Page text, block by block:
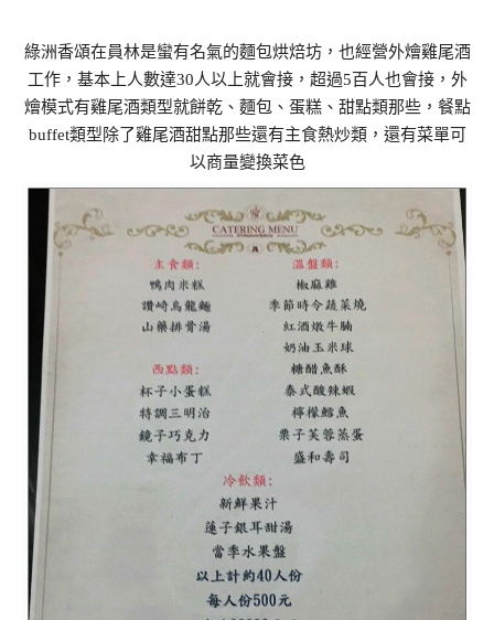
綠洲香頌在員林是蠻有名氣的麵包烘焙坊，也經營外燴雞尾酒
工作，基本上人數達30人以上就會接，超過5百人也會接，外
燴模式有雞尾酒類型就餅乾、麵包、蛋糕、甜點類那些，餐點
buffet類型除了雞尾酒甜點那些還有主食熱炒類，還有菜單可
以商量變換菜色